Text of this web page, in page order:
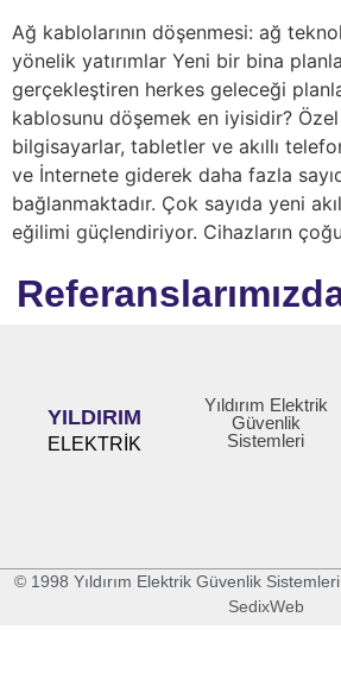
Ağ kablolarının döşenmesi: ağ
yönelik yatırımlar Yeni bir bina
gerçekleştiren herkes geleceği
kablosunu döşemek en iyisidir?
bilgisayarlar, tabletler ve akıllı
ve İnternete giderek daha fazla
bağlanmaktadır. Çok sayıda yeni
eğilimi güçlendiriyor. Cihazların
YILDIRIM
ELEKTRİK
Yıldırım Elektrik
Güvenlik
Sistemleri
© 1998 Yıldırım Elektrik Güvenlik
SedixWeb